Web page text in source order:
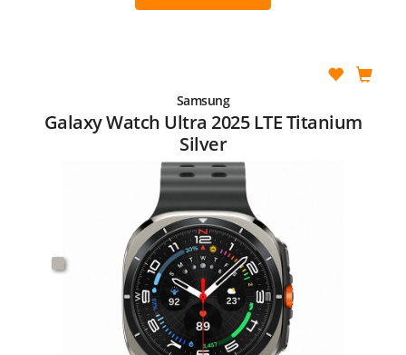
Samsung
Galaxy Watch Ultra 2025 LTE Titanium
Silver